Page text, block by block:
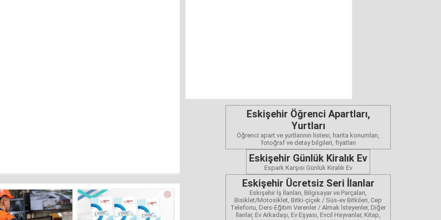
Eskişehir Öğrenci Apartları,
Yurtları
Öğrenci apart ve yurtlarının listesi, harita konumları,
fotoğraf ve detay bilgileri, fiyatları
Eskişehir Günlük Kiralık Ev
Espark Karşısı Günlük Kiralık Ev
Eskişehir Ücretsiz Seri İlanlar
Eskişehir İş İlanları, Bilgisayar ve Parçaları,
Bisiklet/Motosiklet, Bitki-çiçek / Süs-ev Bitkileri, Cep
Telefonu, Ders-Eğitim Verenler / Almak İsteyenler, Diğer
İlanlar, Ev Arkadaşı, Ev Eşyası, Evcil Hayvanlar, Kitap,